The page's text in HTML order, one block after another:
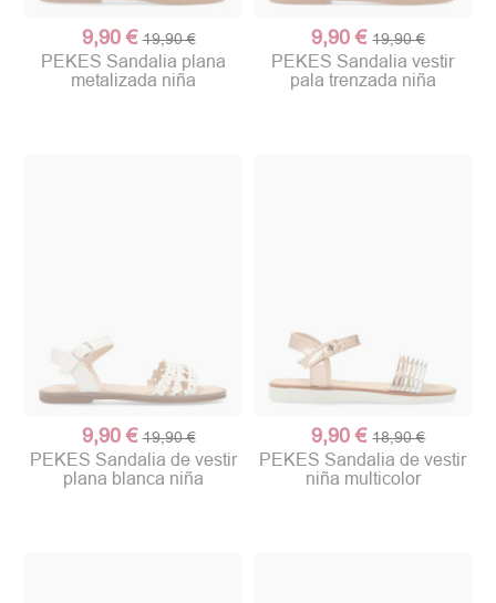
9,90 € 19,90 €
PEKES Sandalia plana
metalizada niña
9,90 € 19,90 €
PEKES Sandalia vestir
pala trenzada niña
9,90 € 19,90 €
PEKES Sandalia de vestir
plana blanca niña
9,90 € 18,90 €
PEKES Sandalia de vestir
niña multicolor